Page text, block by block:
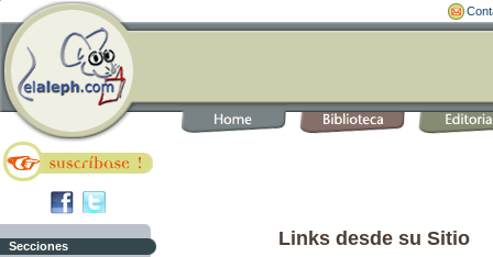
Secciones
Links desde su Sitio